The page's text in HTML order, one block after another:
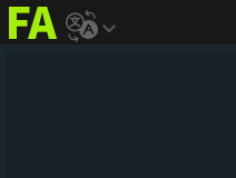
addict